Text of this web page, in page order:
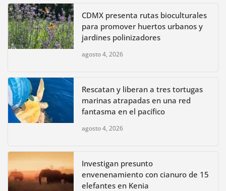
CDMX presenta rutas bioculturales
para promover huertos urbanos y
jardines polinizadores
agosto 4, 2026
Rescatan y liberan a tres tortugas
marinas atrapadas en una red
fantasma en el pacífico
agosto 4, 2026
Investigan presunto
envenenamiento con cianuro de 15
elefantes en Kenia